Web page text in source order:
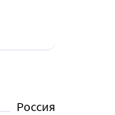
Россия